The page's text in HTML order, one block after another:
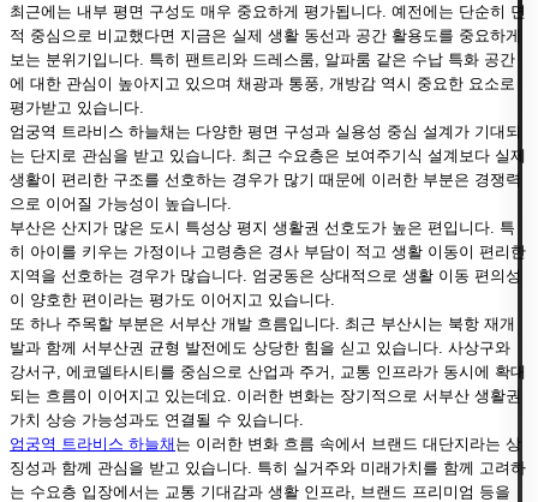
최근에는 내부 평면 구성도 매우 중요하게 평가됩니다. 예전에는 단순히 면
적 중심으로 비교했다면 지금은 실제 생활 동선과 공간 활용도를 중요하게
보는 분위기입니다. 특히 팬트리와 드레스룸, 알파룸 같은 수납 특화 공간
에 대한 관심이 높아지고 있으며 채광과 통풍, 개방감 역시 중요한 요소로
평가받고 있습니다.
엄궁역 트라비스 하늘채는 다양한 평면 구성과 실용성 중심 설계가 기대되
는 단지로 관심을 받고 있습니다. 최근 수요층은 보여주기식 설계보다 실제
생활이 편리한 구조를 선호하는 경우가 많기 때문에 이러한 부분은 경쟁력
으로 이어질 가능성이 높습니다.
부산은 산지가 많은 도시 특성상 평지 생활권 선호도가 높은 편입니다. 특
히 아이를 키우는 가정이나 고령층은 경사 부담이 적고 생활 이동이 편리한
지역을 선호하는 경우가 많습니다. 엄궁동은 상대적으로 생활 이동 편의성
이 양호한 편이라는 평가도 이어지고 있습니다.
또 하나 주목할 부분은 서부산 개발 흐름입니다. 최근 부산시는 북항 재개
발과 함께 서부산권 균형 발전에도 상당한 힘을 싣고 있습니다. 사상구와
강서구, 에코델타시티를 중심으로 산업과 주거, 교통 인프라가 동시에 확대
되는 흐름이 이어지고 있는데요. 이러한 변화는 장기적으로 서부산 생활권
가치 상승 가능성과도 연결될 수 있습니다.
엄궁역 트라비스 하늘채 는 이러한 변화 흐름 속에서 브랜드 대단지라는 상
징성과 함께 관심을 받고 있습니다. 특히 실거주와 미래가치를 함께 고려하
는 수요층 입장에서는 교통 기대감과 생활 인프라, 브랜드 프리미엄 등을